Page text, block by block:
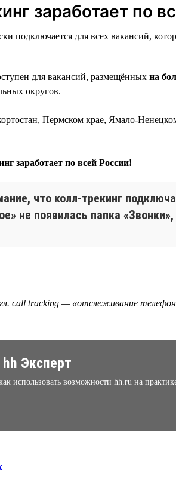
заработает по
подключается для всех вакансий,
для вакансий, размещённых на
округов.
Пермском крае, Ямало-
заработает по всей России!
что колл-трекинг
не появилась папка
call tracking — «отслеживание
Эксперт
использовать возможности hh.ru на